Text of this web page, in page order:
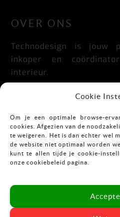
Cookie
Om je een optimale browse-
cookies. Afgezien van de
te weigeren. Het is dan echter wel
de website niet optimaal worden
kunt te allen tijde je cookie-
onze cookiebeleid pagina.
OVER ONS
Technodesign is jouw
inkoper en
interieur.
Praktisch, doordacht,
CONTACT
Mekkelholtsweg 7
E: